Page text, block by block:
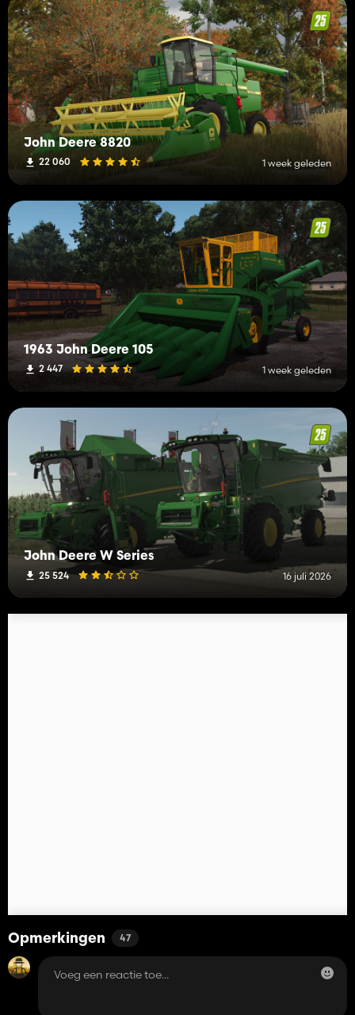
John Deere 8820
22 060 1 week geleden
1963 John Deere 105
2 447 1 week geleden
John Deere W Series
25 524 16 juli 2026
Opmerkingen 47